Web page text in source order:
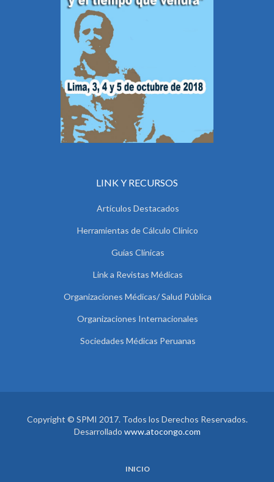
LINK Y RECURSOS
Artículos Destacados
Herramientas de Cálculo Clínico
Guías Clínicas
Link a Revistas Médicas
Organizaciones Médicas/ Salud Pública
Organizaciones Internacionales
Sociedades Médicas Peruanas
Copyright © SPMI 2017. Todos los Derechos Reservados.
Desarrollado www.atocongo.com
INICIO